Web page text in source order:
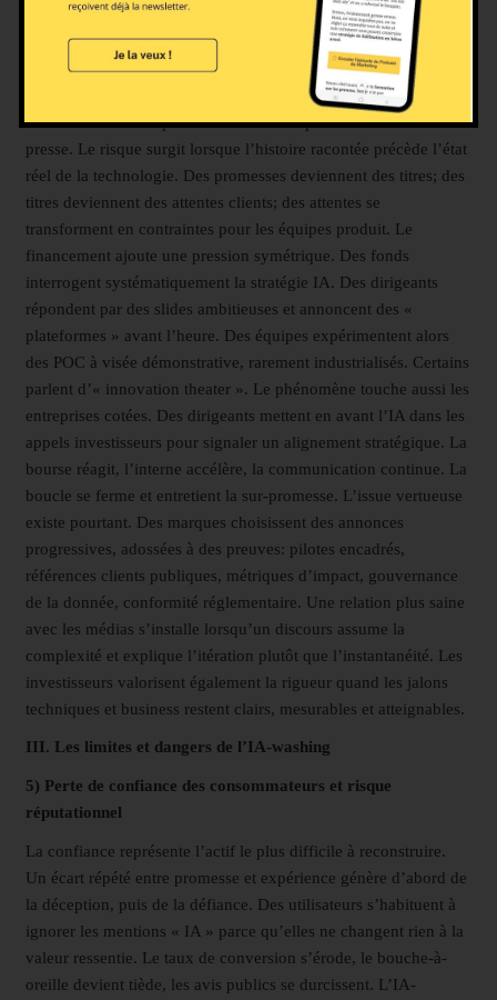
Le cycle médiatique privilégie l’annonce et la nouveauté. Des
rédactions sursollicitées cherchent des sujets clairs et
spectaculaires. Une promesse d’IA remplit ces critères et ouvre
des portes en conférence, en tribune, en plateau. Des directions
communication adaptent leur calendrier produit au calendrier
presse. Le risque surgit lorsque l’histoire racontée précède l’état
réel de la technologie. Des promesses deviennent des titres; des
titres deviennent des attentes clients; des attentes se
transforment en contraintes pour les équipes produit. Le
financement ajoute une pression symétrique. Des fonds
interrogent systématiquement la stratégie IA. Des dirigeants
répondent par des slides ambitieuses et annoncent des «
plateformes » avant l’heure. Des équipes expérimentent alors
des POC à visée démonstrative, rarement industrialisés. Certains
parlent d’« innovation theater ». Le phénomène touche aussi les
entreprises cotées. Des dirigeants mettent en avant l’IA dans les
appels investisseurs pour signaler un alignement stratégique. La
bourse réagit, l’interne accélère, la communication continue. La
boucle se ferme et entretient la sur-promesse. L’issue vertueuse
existe pourtant. Des marques choisissent des annonces
progressives, adossées à des preuves: pilotes encadrés,
références clients publiques, métriques d’impact, gouvernance
de la donnée, conformité réglementaire. Une relation plus saine
avec les médias s’installe lorsqu’un discours assume la
complexité et explique l’itération plutôt que l’instantanéité. Les
investisseurs valorisent également la rigueur quand les jalons
techniques et business restent clairs, mesurables et atteignables.
III. Les limites et dangers de l’IA-washing
5) Perte de confiance des consommateurs et risque
réputationnel
La confiance représente l’actif le plus difficile à reconstruire.
Un écart répété entre promesse et expérience génère d’abord de
la déception, puis de la défiance. Des utilisateurs s’habituent à
ignorer les mentions « IA » parce qu’elles ne changent rien à la
valeur ressentie. Le taux de conversion s’érode, le bouche-à-
oreille devient tiède, les avis publics se durcissent. L’IA-